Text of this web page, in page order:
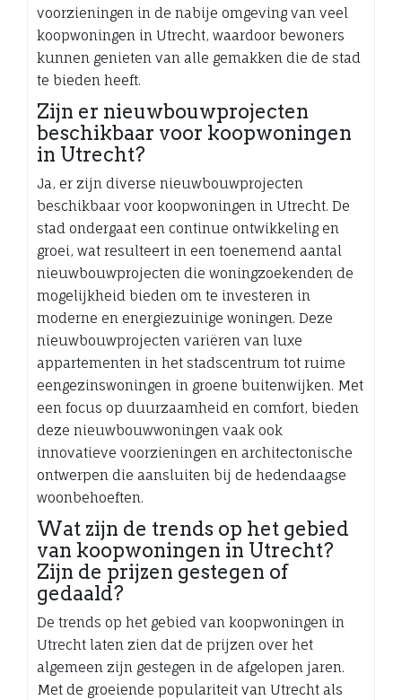
voorzieningen in de nabije omgeving van veel
koopwoningen in Utrecht, waardoor bewoners
kunnen genieten van alle gemakken die de stad
te bieden heeft.
Zijn er nieuwbouwprojecten
beschikbaar voor koopwoningen
in Utrecht?
Ja, er zijn diverse nieuwbouwprojecten
beschikbaar voor koopwoningen in Utrecht. De
stad ondergaat een continue ontwikkeling en
groei, wat resulteert in een toenemend aantal
nieuwbouwprojecten die woningzoekenden de
mogelijkheid bieden om te investeren in
moderne en energiezuinige woningen. Deze
nieuwbouwprojecten variëren van luxe
appartementen in het stadscentrum tot ruime
eengezinswoningen in groene buitenwijken. Met
een focus op duurzaamheid en comfort, bieden
deze nieuwbouwwoningen vaak ook
innovatieve voorzieningen en architectonische
ontwerpen die aansluiten bij de hedendaagse
woonbehoeften.
Wat zijn de trends op het gebied
van koopwoningen in Utrecht?
Zijn de prijzen gestegen of
gedaald?
De trends op het gebied van koopwoningen in
Utrecht laten zien dat de prijzen over het
algemeen zijn gestegen in de afgelopen jaren.
Met de groeiende populariteit van Utrecht als